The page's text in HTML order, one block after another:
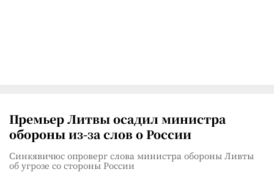
Премьер Литвы осадил министра
обороны из-за слов о России
Синкявичюс опроверг слова министра обороны Ливты
об угрозе со стороны России